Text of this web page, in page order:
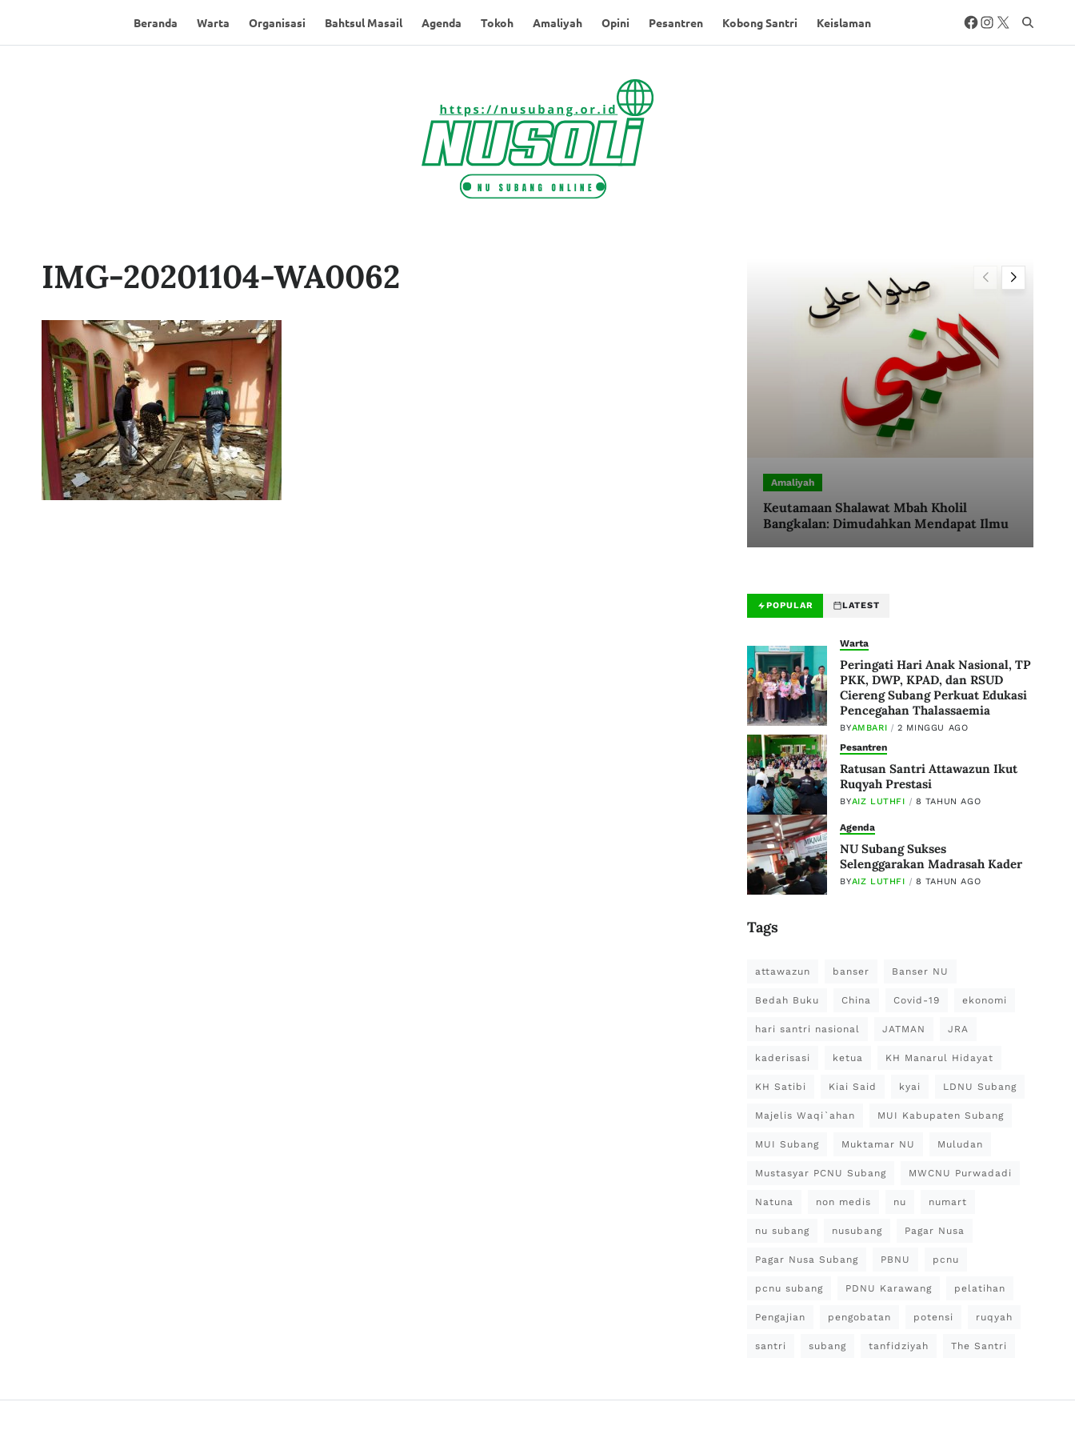
Beranda Warta Organisasi Bahtsul Masail Agenda Tokoh Amaliyah Opini Pesantren Kobong Santri Keislaman
IMG-20201104-WA0062
Amaliyah
Keutamaan Shalawat Mbah Kholil
Bangkalan: Dimudahkan Mendapat Ilmu
POPULAR LATEST
Warta
Peringati Hari Anak Nasional, TP
PKK, DWP, KPAD, dan RSUD
Ciereng Subang Perkuat Edukasi
Pencegahan Thalassaemia
BYAMBARI 2 MINGGU AGO
Pesantren
Ratusan Santri Attawazun Ikut
Ruqyah Prestasi
BYAIZ LUTHFI 8 TAHUN AGO
Agenda
NU Subang Sukses
Selenggarakan Madrasah Kader
BYAIZ LUTHFI 8 TAHUN AGO
Tags
attawazun banser Banser NU
Bedah Buku China Covid-19 ekonomi
hari santri nasional JATMAN JRA
kaderisasi ketua KH Manarul Hidayat
KH Satibi Kiai Said kyai LDNU Subang
Majelis Waqi`ahan MUI Kabupaten Subang
MUI Subang Muktamar NU Muludan
Mustasyar PCNU Subang MWCNU Purwadadi
Natuna non medis nu numart
nu subang nusubang Pagar Nusa
Pagar Nusa Subang PBNU pcnu
pcnu subang PDNU Karawang pelatihan
Pengajian pengobatan potensi ruqyah
santri subang tanfidziyah The Santri